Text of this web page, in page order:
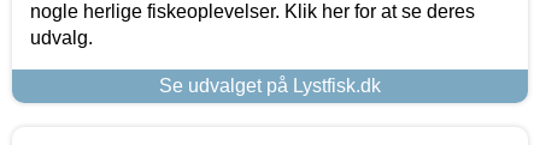
nogle herlige fiskeoplevelser. Klik her for at se deres
udvalg.
Se udvalget på Lystfisk.dk